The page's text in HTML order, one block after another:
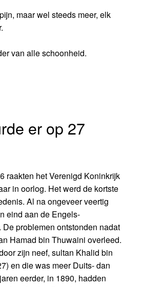
maar wel steeds meer, elk
van alle schoonheid.
er op 27
raakten het Verenigd Koninkrijk
in oorlog. Het werd de kortste
Al na ongeveer veertig
eind aan de Engels-
problemen ontstonden nadat
Hamad bin Thuwaini overleed.
zijn neef, sultan Khalid bin
en die was meer Duits- dan
eerder, in 1890, hadden